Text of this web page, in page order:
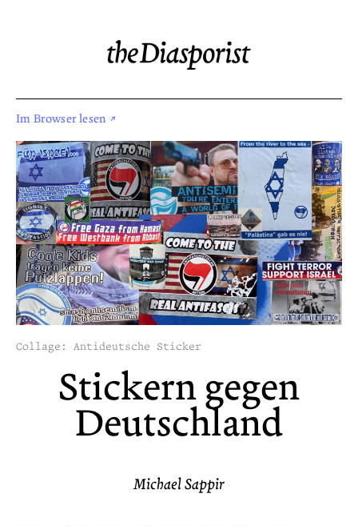
Im Browser lesen ↗
Collage: Antideutsche Sticker
Stickern gegen
Deutschland
Michael Sappir